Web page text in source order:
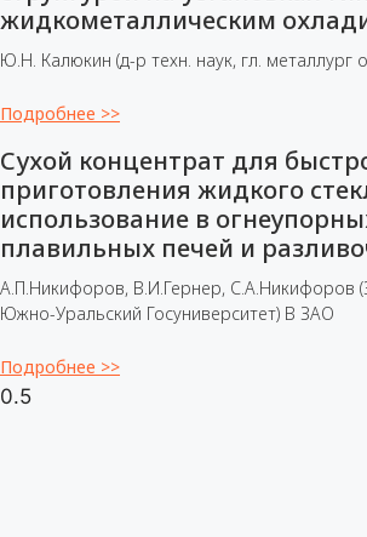
жидкометаллическим
Ю.Н. Калюкин (д-р техн. наук, гл. металлург
Подробнее >>
Сухой концентрат для
приготовления жидкого
использование в
плавильных печей и
А.П.Никифоров, В.И.Гернер, С.А.Никифоров
Южно-Уральский Госуниверситет) В ЗАО
Подробнее >>